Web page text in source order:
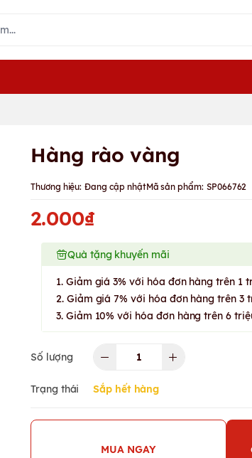
Hàng rào vàng
Thương hiệu: Đang cập nhậtMã sản phẩm: SP066762
2.000₫
Quà tặng khuyến mãi
1. Giảm giá 3% với hóa đơn hàng trên 1
2. Giảm giá 7% với hóa đơn hàng trên 3
3. Giảm 10% với hóa đơn hàng trên 6
Số lượng
Trạng thái Sắp hết hàng
MUA NGAY